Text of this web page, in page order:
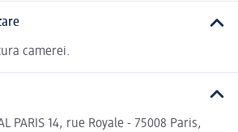
camerei.
PARIS 14, rue Royale - 75008 Paris,